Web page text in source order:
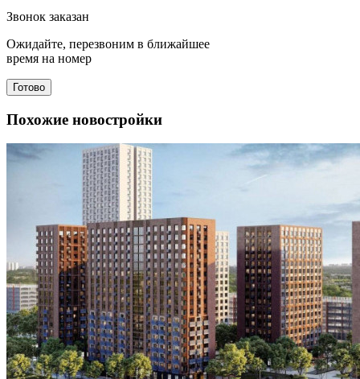
Звонок заказан
Ожидайте, перезвоним в ближайшее
время на номер
Готово
Похожие новостройки